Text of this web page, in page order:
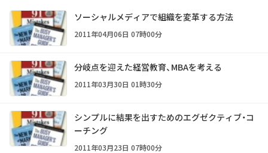
ソーシャルメディアで組織を変革する方法
2011年04月06日 07時00分
分岐点を迎えた経営教育、MBAを考える
2011年03月30日 01時30分
シンプルに結果を出すためのエグゼクティブ・コ
ーチング
2011年03月23日 07時00分